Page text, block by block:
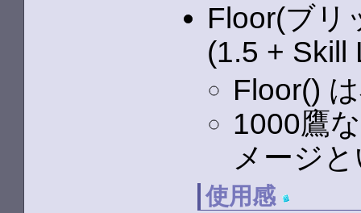
Floor(ブリ
(1.5 + Skill
Floor()
1000鷹
メージ
使用感